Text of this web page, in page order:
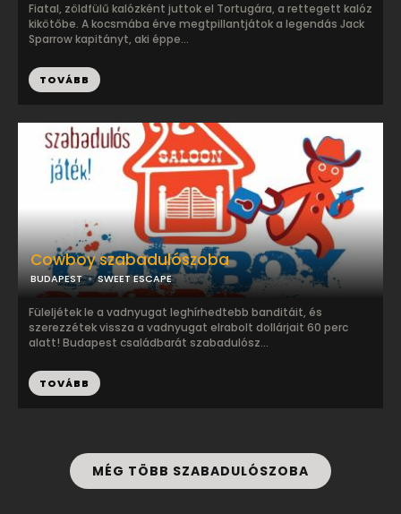
Fiatal, zöldfülű kalózként juttok el Tortugára, a rettegett kalóz
kikötőbe. A kocsmába érve megtpillantjátok a legendás Jack
Sparrow kapitányt, aki éppe...
TOVÁBB
Cowboy szabadulószoba
BUDAPEST SWEET ESCAPE
Füleljétek le a vadnyugat leghírhedtebb banditáit, és
szerezzétek vissza a vadnyugat elrabolt dollárjait 60 perc
alatt! Budapest családbarát szabadulósz...
TOVÁBB
MÉG TÖBB SZABADULÓSZOBA